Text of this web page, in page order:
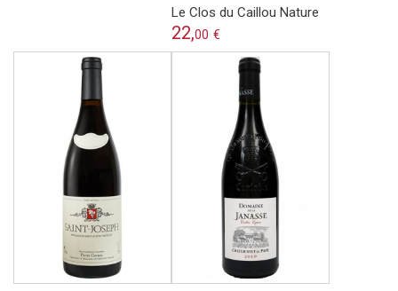
Le Clos du Caillou Nature
22,00 €